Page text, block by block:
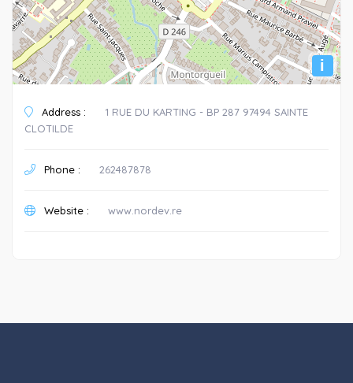
i
Address :
1 RUE DU KARTING - BP 287 97494 SAINTE
CLOTILDE
Phone : 262487878
Website : www.nordev.re